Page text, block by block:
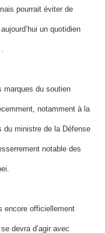
pourrait éviter de
un quotidien
.
marques du soutien
notamment à la
ministre de la Défense
notable des
encore officiellement
devra d’agir avec